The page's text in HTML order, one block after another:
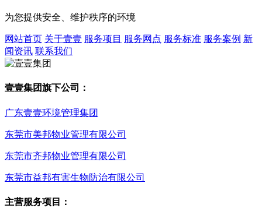
为您提供安全、维护秩序的环境
网站首页 关于壹壹 服务项目 服务网点 服务标准 服务案例 新
闻资讯 联系我们
壹壹集团旗下公司：
广东壹壹环境管理集团
东莞市美邦物业管理有限公司
东莞市齐邦物业管理有限公司
东莞市益邦有害生物防治有限公司
主营服务项目：